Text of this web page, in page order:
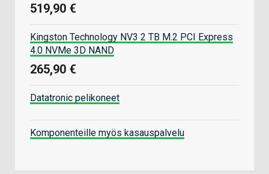
519,90 €
Kingston Technology NV3 2 TB M.2 PCI Express
4.0 NVMe 3D NAND
265,90 €
Datatronic pelikoneet
Komponenteille myös kasauspalvelu